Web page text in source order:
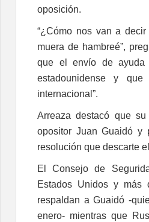
oposición.
“¿Cómo nos van a
muera de hambreé”,
que el envío de ayuda
estadounidense y
internacional”.
Arreaza destacó que
opositor Juan Guaidó y
resolución que descarte
El Consejo de
Estados Unidos y más
respaldan a Guaidó -
enero- mientras que